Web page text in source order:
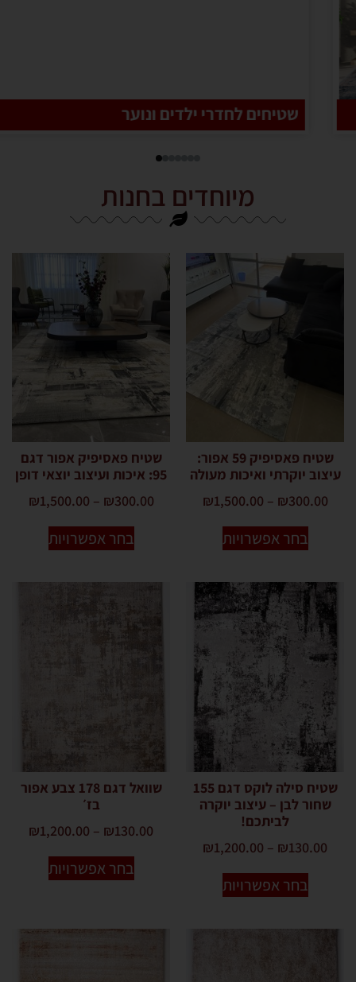
שטיחים לחדרי ילדים ונוער
מיוחדים בחנות
שטיח פאסיפיק 59 אפור:
עיצוב יוקרתי ואיכות מעולה
₪300.00
–
₪1,500.00
בחר אפשרויות
שטיח פאסיפיק אפור דגם
95: איכות ועיצוב יוצאי דופן
₪300.00
–
₪1,500.00
בחר אפשרויות
שטיח סילה לוקס דגם 155
שחור לבן – עיצוב יוקרה
לביתכם!
₪130.00
–
₪1,200.00
בחר אפשרויות
שוואל דגם 178 צבע אפור
בז׳
₪130.00
–
₪1,200.00
בחר אפשרויות